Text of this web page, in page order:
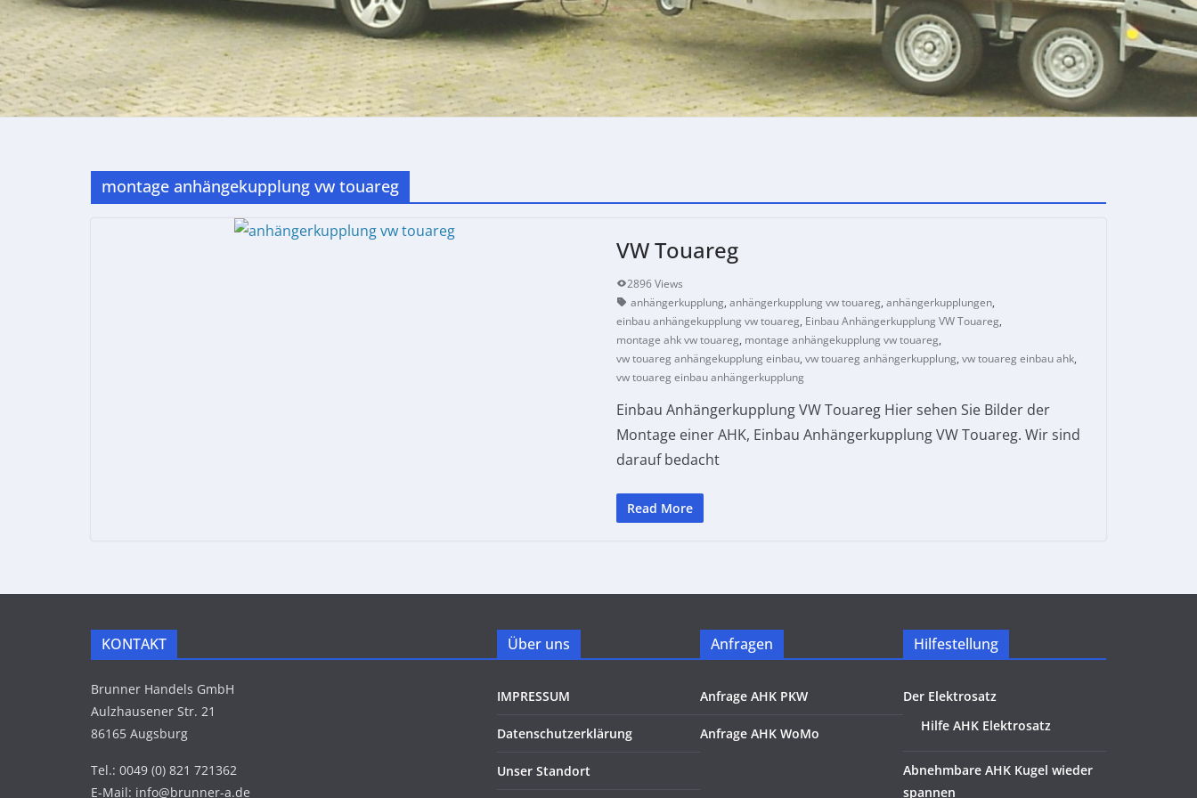
montage anhängekupplung vw touareg
VW Touareg
2896 Views
anhängerkupplung, anhängerkupplung vw touareg, anhängerkupplungen,
einbau anhängekupplung vw touareg, Einbau Anhängerkupplung VW Touareg,
montage ahk vw touareg, montage anhängekupplung vw touareg,
vw touareg anhängekupplung einbau, vw touareg anhängerkupplung, vw touareg einbau ahk,
vw touareg einbau anhängerkupplung
Einbau Anhängerkupplung VW Touareg Hier sehen Sie Bilder der
Montage einer AHK, Einbau Anhängerkupplung VW Touareg. Wir sind
darauf bedacht
Read More
KONTAKT
Brunner Handels GmbH
Aulzhausener Str. 21
86165 Augsburg
Tel.: 0049 (0) 821 721362
E-Mail: info@brunner-a.de
Über uns
IMPRESSUM
Datenschutzerklärung
Unser Standort
Anfragen
Anfrage AHK PKW
Anfrage AHK WoMo
Hilfestellung
Der Elektrosatz
Hilfe AHK Elektrosatz
Abnehmbare AHK Kugel wieder
spannen